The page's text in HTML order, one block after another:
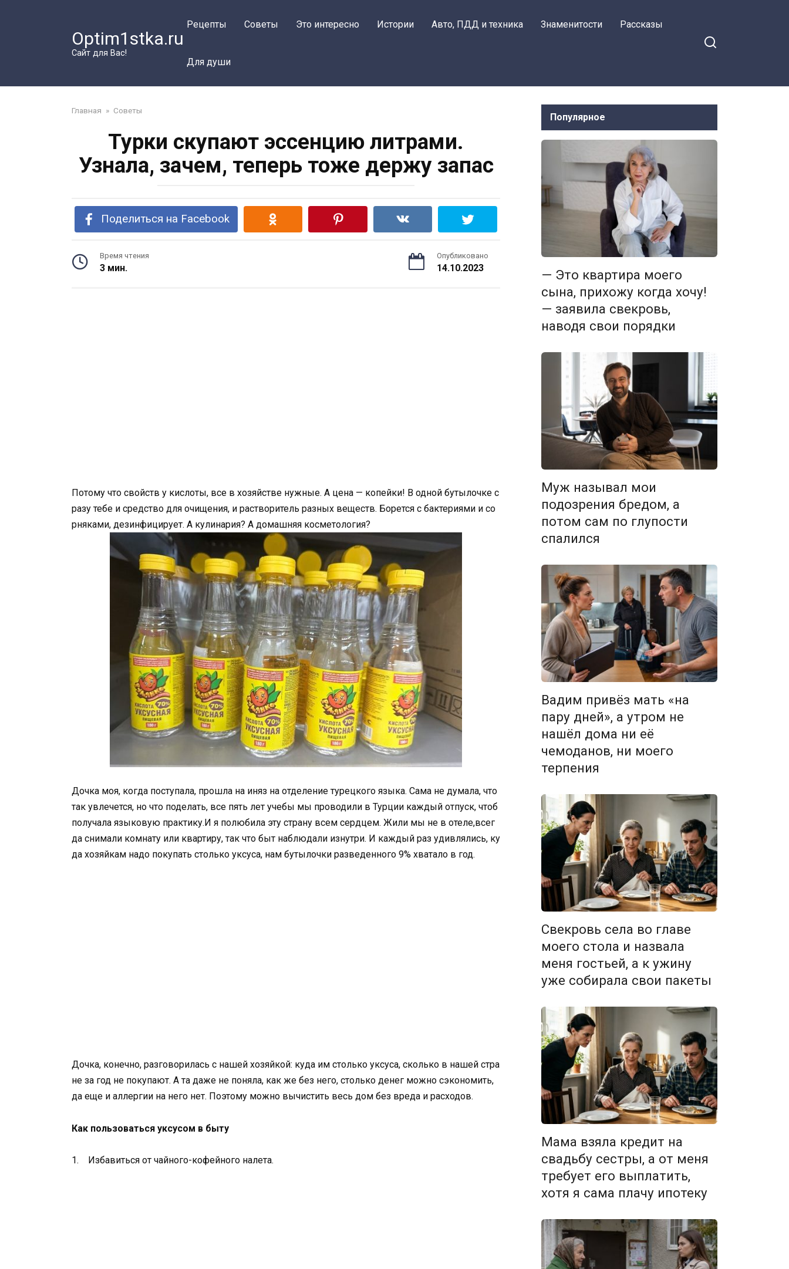
Optim1stka.ru
Сайт для Вас!
Рецепты Советы Это интересно Истории Авто, ПДД и техника Знаменитости Рассказы
Для души
Главная » Советы
Турки скупают эссенцию литрами.
Узнала, зачем, теперь тоже держу запас
Поделиться на Facebook
Время чтения
3 мин.
Опубликовано
14.10.2023
Потому что свойств у кислоты, все в хозяйстве нужные. А цена — копейки! В одной бутылочке с
разу тебе и средство для очищения, и растворитель разных веществ. Борется с бактериями и со
рняками, дезинфицирует. А кулинария? А домашняя косметология?
Дочка моя, когда поступала, прошла на иняз на отделение турецкого языка. Сама не думала, что
так увлечется, но что поделать, все пять лет учебы мы проводили в Турции каждый отпуск, чтоб
получала языковую практику.И я полюбила эту страну всем сердцем. Жили мы не в отеле,всег
да снимали комнату или квартиру, так что быт наблюдали изнутри. И каждый раз удивлялись, ку
да хозяйкам надо покупать столько уксуса, нам бутылочки разведенного 9% хватало в год.
Дочка, конечно, разговорилась с нашей хозяйкой: куда им столько уксуса, сколько в нашей стра
не за год не покупают. А та даже не поняла, как же без него, столько денег можно сэкономить,
да еще и аллергии на него нет. Поэтому можно вычистить весь дом без вреда и расходов.
Как пользоваться уксусом в быту
1. Избавиться от чайного-кофейного налета.
Популярное
— Это квартира моего
сына, прихожу когда хочу!
— заявила свекровь,
наводя свои порядки
Муж называл мои
подозрения бредом, а
потом сам по глупости
спалился
Вадим привёз мать «на
пару дней», а утром не
нашёл дома ни её
чемоданов, ни моего
терпения
Свекровь села во главе
моего стола и назвала
меня гостьей, а к ужину
уже собирала свои пакеты
Мама взяла кредит на
свадьбу сестры, а от меня
требует его выплатить,
хотя я сама плачу ипотеку